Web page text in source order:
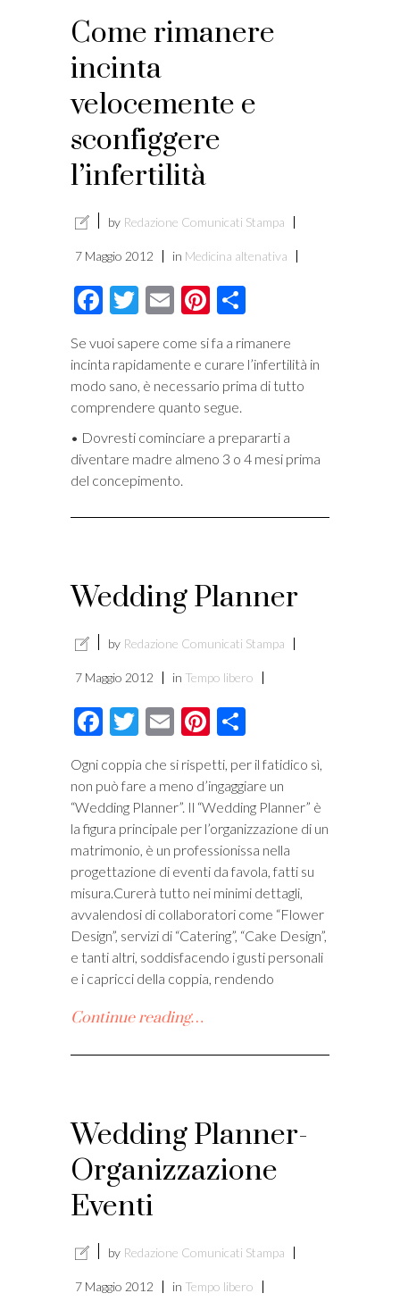
Come rimanere
incinta
velocemente e
sconfiggere
l’infertilità
by Redazione Comunicati Stampa
7 Maggio 2012 in Medicina altenativa
Facebook
Twitter
EmailPinterest
Se vuoi sapere come si fa a rimanere
incinta rapidamente e curare l’infertilità in
modo sano, è necessario prima di tutto
comprendere quanto segue.
• Dovresti cominciare a prepararti a
diventare madre almeno 3 o 4 mesi prima
del concepimento.
Wedding Planner
by Redazione Comunicati Stampa
7 Maggio 2012 in Tempo libero
Facebook
Twitter
EmailPinterest
Ogni coppia che si rispetti, per il fatidico sì,
non può fare a meno d’ingaggiare un
“Wedding Planner”. Il “Wedding Planner” è
la figura principale per l’organizzazione di un
matrimonio, è un professionissa nella
progettazione di eventi da favola, fatti su
misura.Curerà tutto nei minimi dettagli,
avvalendosi di collaboratori come “Flower
Design”, servizi di “Catering”, “Cake Design”,
e tanti altri, soddisfacendo i gusti personali
e i capricci della coppia, rendendo
Continue reading…
Wedding Planner-
Organizzazione
Eventi
by Redazione Comunicati Stampa
7 Maggio 2012 in Tempo libero